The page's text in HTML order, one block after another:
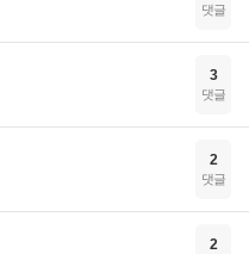
댓글
3
댓글
2
댓글
2